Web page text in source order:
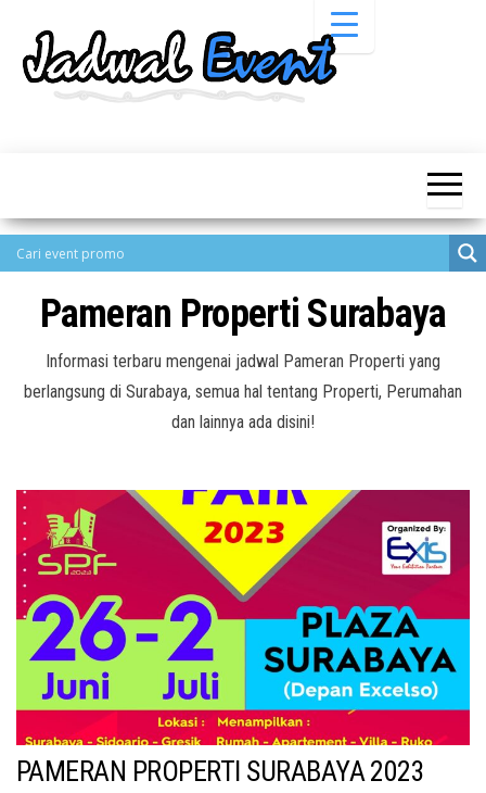
Pameran,
Promo
Terbaru
Pameran,
Seminar,
Bazaar,
Job Fair,
Lomba dll.
Pameran Properti Surabaya
Informasi terbaru mengenai jadwal Pameran Properti yang
berlangsung di Surabaya, semua hal tentang Properti, Perumahan
dan lainnya ada disini!
PAMERAN PROPERTI SURABAYA 2023